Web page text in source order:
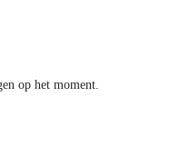
op het moment.